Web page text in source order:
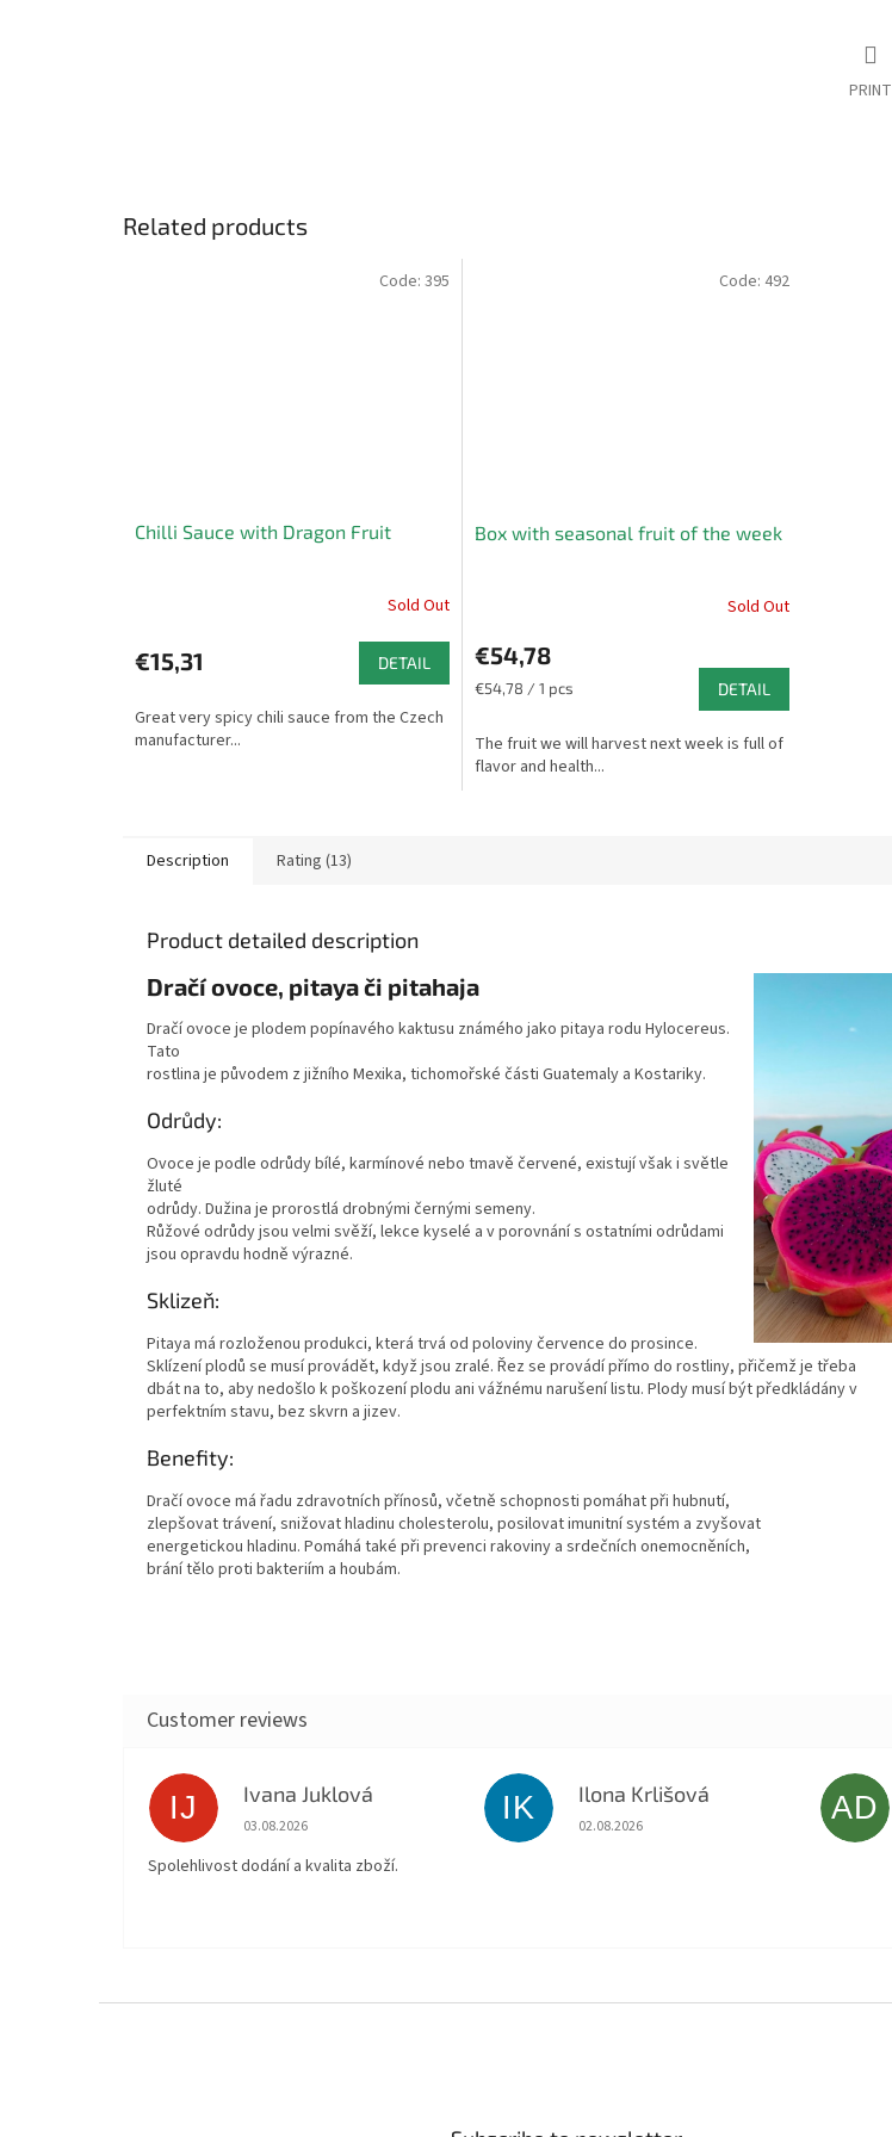
PRINT
Related products
Chilli Sauce with Dragon Fruit
product
rating
5,0
out
Sold Out
€15,31 DETAIL
Great very spicy chili sauce from the Czech
manufacturer...
Code: 395
Box with seasonal fruit of the week
product
rating
is
out
of
Sold Out
€54,78
Measure
€54,78 / 1 pcs DETAIL
The fruit we will harvest next week is full of
flavor and health...
Code: 492
Description Rating (13)
Product detailed description
Dračí ovoce, pitaya či pitahaja
Dračí ovoce je plodem popínavého kaktusu známého jako pitaya rodu Hylocereus.
Tato
rostlina je původem z jižního Mexika, tichomořské části Guatemaly a Kostariky.
Odrůdy:
Ovoce je podle odrůdy bílé, karmínové nebo tmavě červené, existují však i světle
žluté
odrůdy. Dužina je prorostlá drobnými černými semeny.
Růžové odrůdy jsou velmi svěží, lekce kyselé a v porovnání s ostatními odrůdami
jsou opravdu hodně výrazné.
Sklizeň:
Pitaya má rozloženou produkci, která trvá od poloviny července do prosince.
Sklízení plodů se musí provádět, když jsou zralé. Řez se provádí přímo do rostliny, přičemž je třeba
dbát na to, aby nedošlo k poškození plodu ani vážnému narušení listu. Plody musí být předkládány v
perfektním stavu, bez skvrn a jizev.
Benefity:
Dračí ovoce má řadu zdravotních přínosů, včetně schopnosti pomáhat při hubnutí,
zlepšovat trávení, snižovat hladinu cholesterolu, posilovat imunitní systém a zvyšovat
energetickou hladinu. Pomáhá také při prevenci rakoviny a srdečních onemocněních,
brání tělo proti bakteriím a houbám.
IJ Ivana Juklová
The store rating is 5 out of 5 stars.
03.08.2026
Spolehlivost dodání a kvalita zboží.
IK Ilona Krlišová
The store rating is 5 out of 5 stars.
02.08.2026
AD